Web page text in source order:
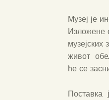
Музеј је
Изложене
музејских
живот
ће се
Поставка